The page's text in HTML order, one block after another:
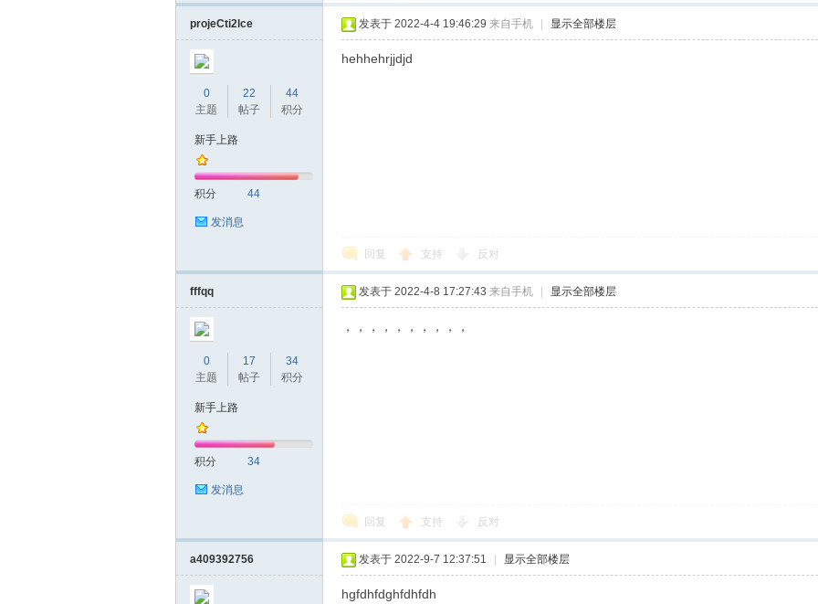
projeCti2lce
0
主题
22
帖子
44
积分
新手上路
积分 44
发消息
发表于 2022-4-4 19:46:29 来自手机 显示全部楼层
hehhehrjjdjd
回复 支持 反对
fffqq
0
主题
17
帖子
34
积分
新手上路
积分 34
发消息
发表于 2022-4-8 17:27:43 来自手机 显示全部楼层
，，，，，，，，，，
回复 支持 反对
a409392756 发表于 2022-9-7 12:37:51 显示全部楼层
hgfdhfdghfdhfdh